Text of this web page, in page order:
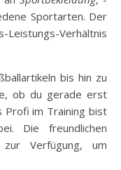
Sportarten. Der
Leistungs-Verhältnis
bis hin zu
ob du gerade erst
im Training bist
Die freundlichen
Verfügung, um